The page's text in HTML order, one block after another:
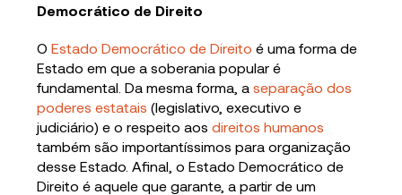
Democrático de Direito
OEstado Democrático de Direito é uma forma de
Estado em que a soberania popular é
fundamental. Da mesma forma, aseparação dos
poderes estatais (legislativo, executivo e
judiciário) e o respeito aosdireitos humanos
também são importantíssimos para organização
desse Estado. Afinal, o Estado Democrático de
Direito é aquele que garante, a partir de um